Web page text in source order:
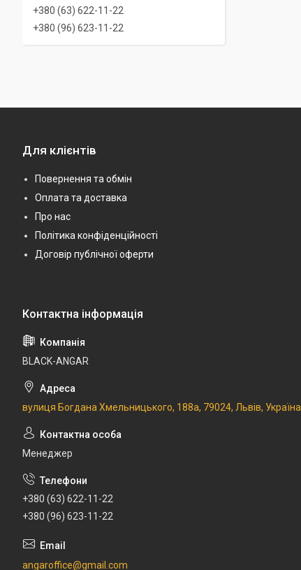
+380 (63) 622-11-22
+380 (96) 623-11-22
Для клієнтів
Повернення та обмін
Оплата та доставка
Про нас
Політика конфіденційності
Договір публічної оферти
BLACK-ANGAR
вулиця Богдана Хмельницького, 188а, 79024, Львів, Україна
Менеджер
+380 (63) 622-11-22
+380 (96) 623-11-22
angaroffice@gmail.com